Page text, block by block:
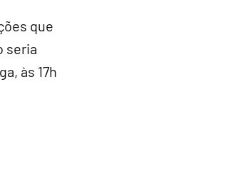
que
seria
às 17h